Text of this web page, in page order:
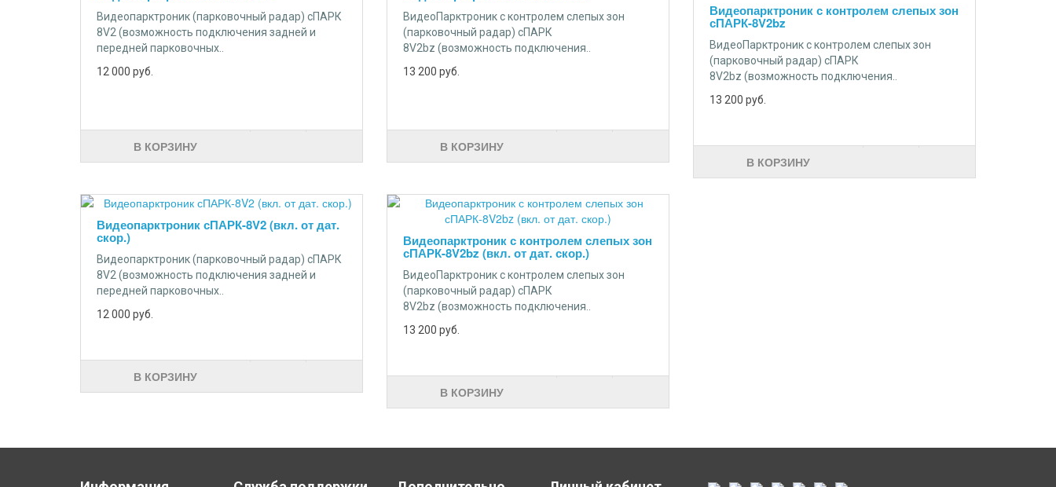
Видеопарктроник (парковочный радар) сПАРК
8V2 (возможность подключения задней и
передней парковочных..
12 000 руб.
В КОРЗИНУ
ВидеоПарктроник с контролем слепых зон
(парковочный радар) сПАРК
8V2bz (возможность подключения..
13 200 руб.
В КОРЗИНУ
Видеопарктроник с контролем слепых зон
сПАРК-8V2bz
ВидеоПарктроник с контролем слепых зон
(парковочный радар) сПАРК
8V2bz (возможность подключения..
13 200 руб.
В КОРЗИНУ
Видеопарктроник сПАРК-8V2 (вкл. от дат.
скор.)
Видеопарктроник (парковочный радар) сПАРК
8V2 (возможность подключения задней и
передней парковочных..
12 000 руб.
В КОРЗИНУ
Видеопарктроник с контролем слепых зон
сПАРК-8V2bz (вкл. от дат. скор.)
ВидеоПарктроник с контролем слепых зон
(парковочный радар) сПАРК
8V2bz (возможность подключения..
13 200 руб.
В КОРЗИНУ